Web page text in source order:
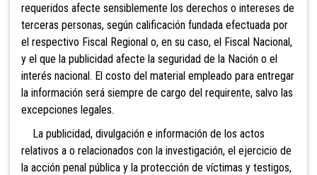
requeridos afecte sensiblemente los derechos o intereses de
terceras personas, según calificación fundada efectuada por
el respectivo Fiscal Regional o, en su caso, el Fiscal Nacional,
y el que la publicidad afecte la seguridad de la Nación o el
interés nacional. El costo del material empleado para entregar
la información será siempre de cargo del requirente, salvo las
excepciones legales.
La publicidad, divulgación e información de los actos
relativos a o relacionados con la investigación, el ejercicio de
la acción penal pública y la protección de víctimas y testigos,